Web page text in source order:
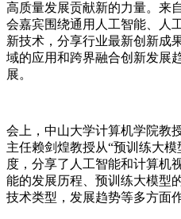
高质量发展贡献新的力量。来
会嘉宾围绕通用人工智能、人
新技术，分享行业最新创新成
域的应用和跨界融合创新发展
展。
会上，中山大学计算机学院教
主任赖剑煌教授从“预训练大
度，分享了人工智能和计算机
能的发展历程、预训练大模型
技术类型，发展趋势等多方面